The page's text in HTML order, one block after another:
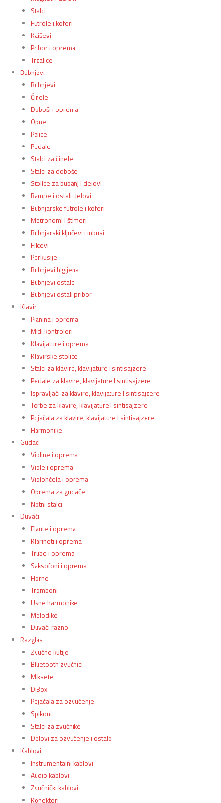
Stalci
Futrole i koferi
Kaiševi
Pribor i oprema
Trzalice
Bubnjevi
Bubnjevi
Činele
Doboši i oprema
Opne
Palice
Pedale
Stalci za činele
Stalci za doboše
Stolice za bubanj i delovi
Rampe i ostali delovi
Bubnjarske futrole i koferi
Metronomi i štimeri
Bubnjarski ključevi i inbusi
Filcevi
Perkusije
Bubnjevi higijena
Bubnjevi ostalo
Bubnjevi ostali pribor
Klaviri
Pianina i oprema
Midi kontroleri
Klavijature i oprema
Klavirske stolice
Stalci za klavire, klavijature I sintisajzere
Pedale za klavire, klavijature I sintisajzere
Ispravljači za klavire, klavijature I sintisajzere
Torbe za klavire, klavijature I sintisajzere
Pojačala za klavire, klavijature I sintisajzere
Harmonike
Gudači
Violine i oprema
Viole i oprema
Violončela i oprema
Oprema za gudače
Notni stalci
Duvači
Flaute i oprema
Klarineti i oprema
Trube i oprema
Saksofoni i oprema
Horne
Tromboni
Usne harmonike
Melodike
Duvači razno
Razglas
Zvučne kutije
Bluetooth zvučnici
Miksete
DiBox
Pojačala za ozvučenje
Spikoni
Stalci za zvučnike
Delovi za ozvučenje i ostalo
Kablovi
Instrumentalni kablovi
Audio kablovi
Zvučnički kablovi
Konektori